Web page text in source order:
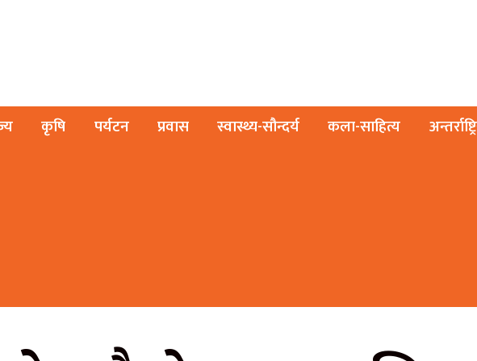
कृषि पर्यटन प्रवास स्वास्थ्य-सौन्दर्य कला-साहित्य